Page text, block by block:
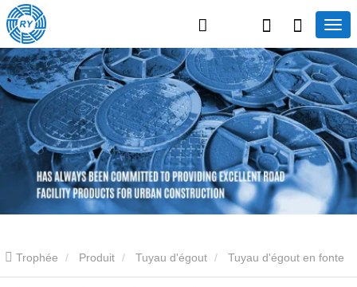
Trophée Produit Tuyau d'égout Tuyau d'égout en fonte